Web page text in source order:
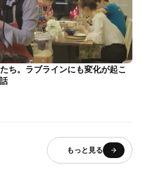
ち。ラブラインにも変化が起こ
もっと見る